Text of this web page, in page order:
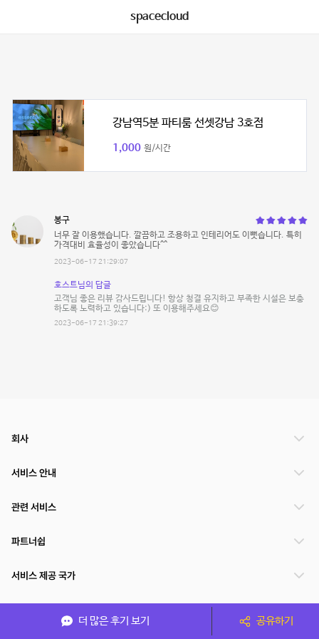
spacecloud
강남역5분 파티룸 선셋강남 3호점
1,000 원/시간
봉구
너무 잘 이용했습니다. 깔끔하고 조용하고 인테리어도 이뻣습니다. 특히
가격대비 효율성이 좋았습니다^^
2023-06-17 21:29:07
호스트님의 답글
고객님 좋은 리뷰 감사드립니다! 항상 청결 유지하고 부족한 시설은 보충
하도록 노력하고 있습니다:) 또 이용해주세요😊
2023-06-17 21:39:27
더 많은 후기 보기 공유하기
회사
서비스 안내
관련 서비스
파트너쉽
서비스 제공 국가
(주)NSPACE 사업자정보